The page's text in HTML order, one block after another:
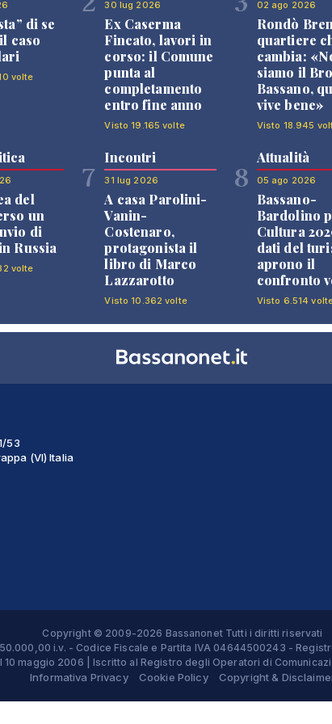
di se
caso
volte
30 lug 2026
Ex Caserma
Fincato, lavori in
corso: il Comune
punta al
completamento
entro fine anno
Visto 19.165 volte
02 ago 2026
Rondò
quartiere
cambia:
siamo il
Bassano,
vive bene»
Visto 18.945
del
un
di
Russia
volte
7
Incontri
31 lug 2026
A casa Parolini-
Vanin-
Costenaro,
protagonista il
libro di Marco
Lazzarotto
Visto 10.362 volte
8
Attualità
05 ago 2026
Bassano-
Bardolino
Cultura
dati del
aprono il
confronto
Visto 6.514
53
(VI) Italia
Copyright © 2009-2026 Bassanonet Tutti i diritti riservati
i.v. - Codice Fiscale e Partita IVA 04644500243 -
maggio 2006 | Iscritto al Registro degli Operatori di
Informativa Privacy Cookie Policy Copyright &